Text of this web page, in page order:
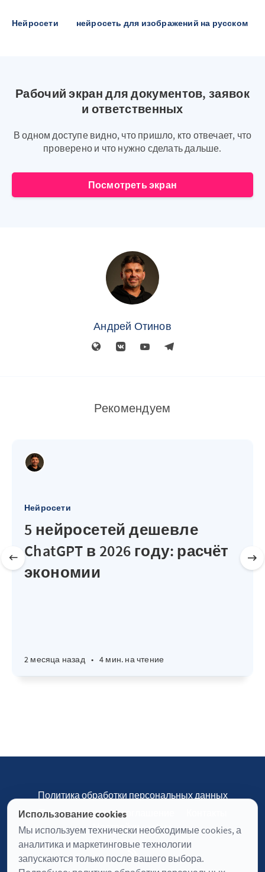
Нейросети нейросеть для изображений на русском
Рабочий экран для документов, заявок
и ответственных
В одном доступе видно, что пришло, кто отвечает, что
проверено и что нужно сделать дальше.
Посмотреть экран
Андрей Отинов
Рекомендуем
Нейросети
5 нейросетей дешевле
ChatGPT в 2026 году: расчёт
экономии
2 месяца назад • 4 мин. на чтение
Использование cookies
Мы используем технически необходимые cookies, а
аналитика и маркетинговые технологии
запускаются только после вашего выбора.
Политика обработки персональных данных
Пользовательское соглашение
Настройки cookies